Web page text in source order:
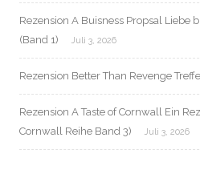
Rezension A Buisness Propsal Liebe
(Band 1)
Juli 3, 2026
Rezension Better Than Revenge
Rezension A Taste of Cornwall Ein
Cornwall Reihe Band 3)
Juli 3, 2026